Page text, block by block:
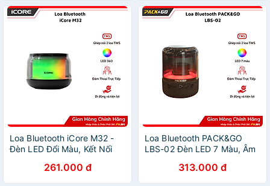
Loa Bluetooth iCore M32 -
Đèn LED Đổi Màu, Kết Nối
Hàng chính hãng
261.000 đ
Loa Bluetooth PACK&GO
LBS-02 Đèn LED 7 Màu, Âm
chính hãng313.000 đ